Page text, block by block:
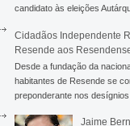
candidato às eleições
Cidadãos Independente
Resende aos
Desde a fundação da
habitantes de Resende se
preponderante nos desígnios
Jaime